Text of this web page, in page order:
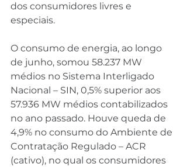
dos consumidores livres e
especiais.
O consumo de energia, ao longo
de junho, somou 58.237 MW
médios no Sistema Interligado
Nacional – SIN, 0,5% superior aos
57.936 MW médios contabilizados
no ano passado. Houve queda de
4,9% no consumo do Ambiente de
Contratação Regulado – ACR
(cativo), no qual os consumidores